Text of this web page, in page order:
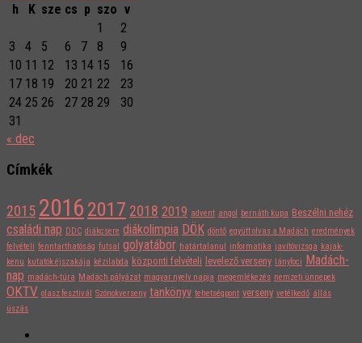
h
K sze cs p szo v
1
2
3
4 5 6 7 8
9
10 11 12 13 14 15
16
17 18 19 20 21 22
23
24 25 26 27 28 29
30
31
« dec
Címkék
2015 2016 2017 2018 2019 advent angol bernáth kupa Beszélni nehéz
családi nap DDC diákcsere diákolimpia DÖK döntő együtt olvas a Madách eredmények
felvételi fenntarthatóság futsal golyatábor határtalanul informatika javítóvizsga kajak-
kenu kutatók éjszakája kézilabda központi felvételi levelező verseny lányfoci Madách-
nap madách-túra Madách pályázat magyar nyelv napja megemlékezés nemzeti ünnepek
OKTV olasz fesztivál Szónokverseny tankönyv tehetségpont verseny vetélkedő állás
úszás